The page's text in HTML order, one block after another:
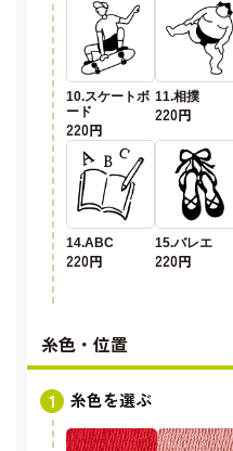
10.スケートボ
ード
220円
11.相撲
220円
14.ABC
220円
15.バレエ
220円
糸色・位置
糸色を選ぶ